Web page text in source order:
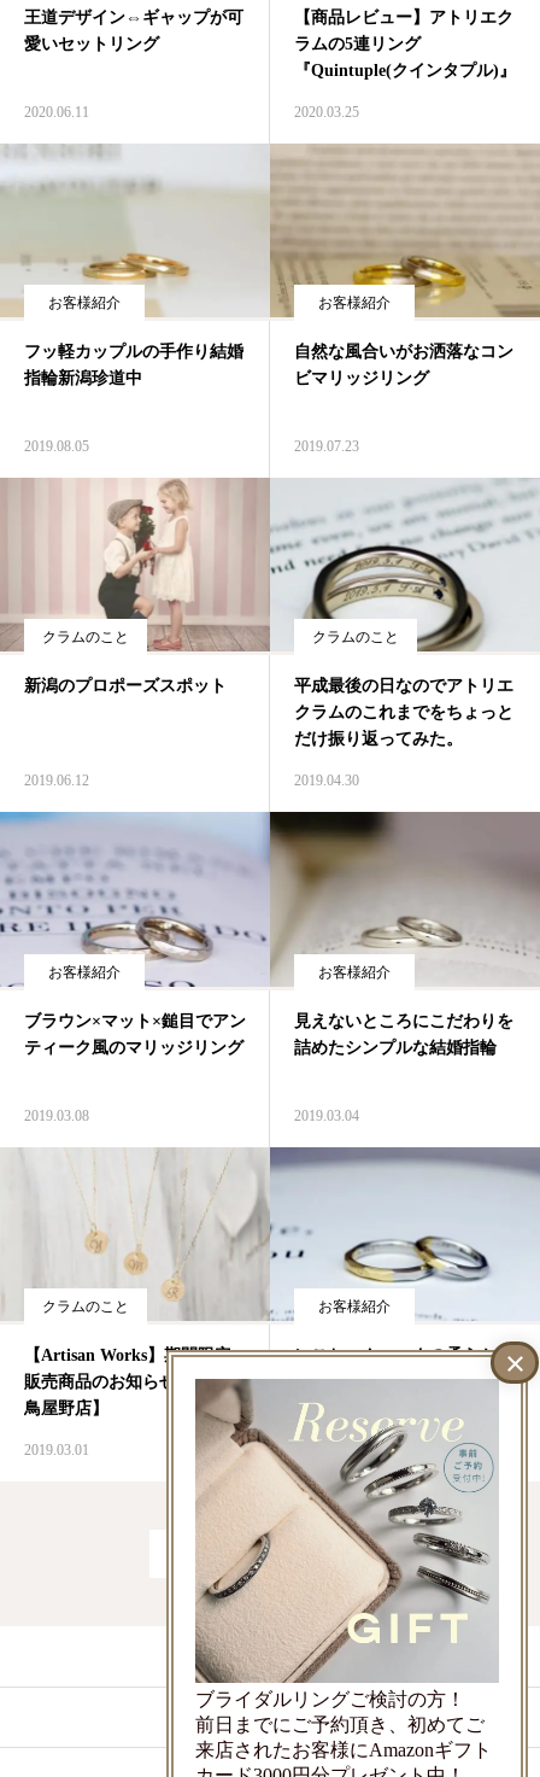
王道デザイン⇔ギャップが可
愛いセットリング
2020.06.11
【商品レビュー】アトリエク
ラムの5連リング
『Quintuple(クインタプル)』
2020.03.25
お客様紹介
フッ軽カップルの手作り結婚
指輪新潟珍道中
2019.08.05
お客様紹介
自然な風合いがお洒落なコン
ビマリッジリング
2019.07.23
クラムのこと
新潟のプロポーズスポット
2019.06.12
クラムのこと
平成最後の日なのでアトリエ
クラムのこれまでをちょっと
だけ振り返ってみた。
2019.04.30
お客様紹介
ブラウン×マット×鎚目でアン
ティーク風のマリッジリング
2019.03.08
お客様紹介
見えないところにこだわりを
詰めたシンプルな結婚指輪
2019.03.04
クラムのこと
【Artisan Works】期間限定
販売商品のお知らせ【S.H.S
鳥屋野店】
2019.03.01
お客様紹介
にこちゃんマークの柔らかつ
や消しマリッジリング
2019.02.28
…
LINEでお問い合わせ
ご来店予約
ブライダルリングご検討の方！
前日までにご予約頂き、初めてご
来店されたお客様にAmazonギフト